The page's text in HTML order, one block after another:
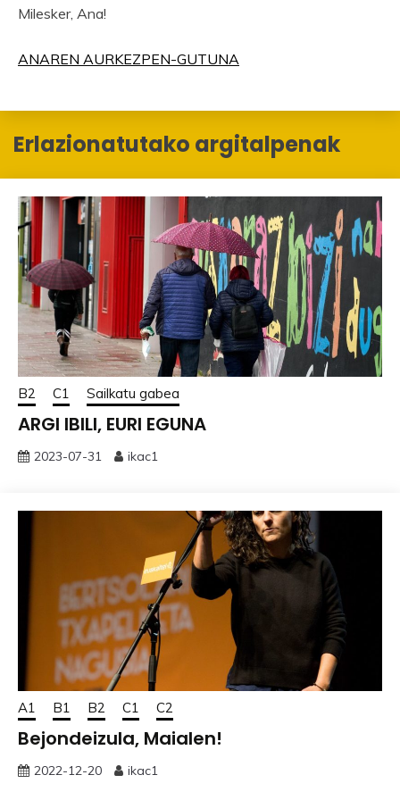
Milesker, Ana!
ANAREN AURKEZPEN-GUTUNA
Erlazionatutako argitalpenak
B2 C1 Sailkatu gabea
ARGI IBILI, EURI EGUNA
2023-07-31 ikac1
A1 B1 B2 C1 C2
Bejondeizula, Maialen!
2022-12-20 ikac1